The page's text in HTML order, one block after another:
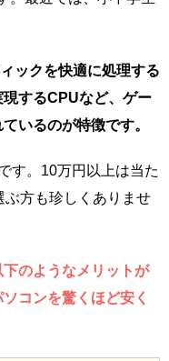
ックを快適に処理する
するCPUなど、ゲー
いるのが特徴です。
す。10万円以上は当た
ぶ方も珍しくありませ
のようなメリットが
コンを驚くほど安く